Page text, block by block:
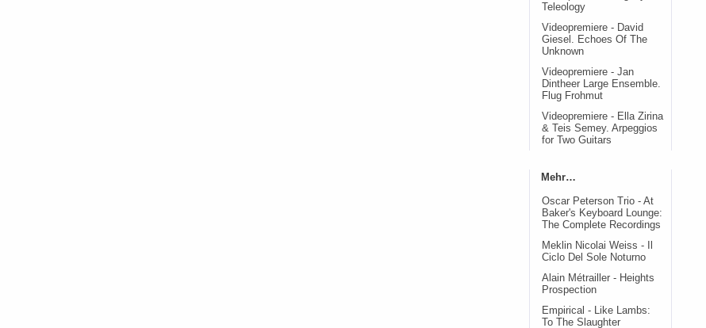
Teleology
Videopremiere - David
Giesel. Echoes Of The
Unknown
Videopremiere - Jan
Dintheer Large Ensemble.
Flug Frohmut
Videopremiere - Ella Zirina
& Teis Semey. Arpeggios
for Two Guitars
Mehr…
Oscar Peterson Trio - At
Baker's Keyboard Lounge:
The Complete Recordings
Meklin Nicolai Weiss - Il
Ciclo Del Sole Noturno
Alain Métrailler - Heights
Prospection
Empirical - Like Lambs:
To The Slaughter